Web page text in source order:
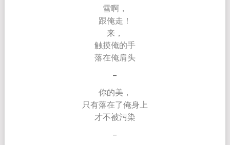
雪啊，
跟俺走！
来，
触摸俺的手
落在俺肩头
–
你的美，
只有落在了俺身上
才不被污染
–